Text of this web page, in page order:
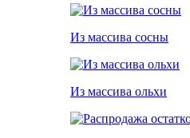
Из массива сосны
Из массива ольхи